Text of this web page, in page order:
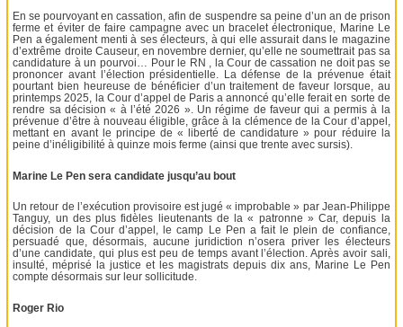
En se pourvoyant en cassation, afin de suspendre sa peine d’un an de prison
ferme et éviter de faire campagne avec un bracelet électronique, Marine Le
Pen a également menti à ses électeurs, à qui elle assurait dans le magazine
d’extrême droite Causeur, en novembre dernier, qu’elle ne soumettrait pas sa
candidature à un pourvoi… Pour le RN , la Cour de cassation ne doit pas se
prononcer avant l’élection présidentielle. La défense de la prévenue était
pourtant bien heureuse de bénéficier d’un traitement de faveur lorsque, au
printemps 2025, la Cour d’appel de Paris a annoncé qu’elle ferait en sorte de
rendre sa décision « à l’été 2026 ». Un régime de faveur qui a permis à la
prévenue d’être à nouveau éligible, grâce à la clémence de la Cour d’appel,
mettant en avant le principe de « liberté de candidature » pour réduire la
peine d’inéligibilité à quinze mois ferme (ainsi que trente avec sursis).
Marine Le Pen sera candidate jusqu’au bout
Un retour de l’exécution provisoire est jugé « improbable » par Jean-Philippe
Tanguy, un des plus fidèles lieutenants de la « patronne » Car, depuis la
décision de la Cour d’appel, le camp Le Pen a fait le plein de confiance,
persuadé que, désormais, aucune juridiction n’osera priver les électeurs
d’une candidate, qui plus est peu de temps avant l’élection. Après avoir sali,
insulté, méprisé la justice et les magistrats depuis dix ans, Marine Le Pen
compte désormais sur leur sollicitude.
Roger Rio